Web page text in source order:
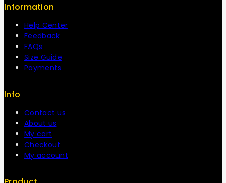
Information
Help Center
Feedback
FAQs
Size Guide
Payments
Info
Contact us
About us
My cart
Checkout
My account